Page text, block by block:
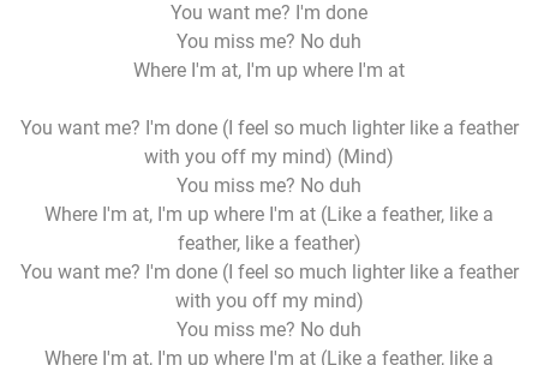
You want me? I'm done
You miss me? No duh
Where I'm at, I'm up where I'm at
You want me? I'm done (I feel so much lighter like a feather
with you off my mind) (Mind)
You miss me? No duh
Where I'm at, I'm up where I'm at (Like a feather, like a
feather, like a feather)
You want me? I'm done (I feel so much lighter like a feather
with you off my mind)
You miss me? No duh
Where I'm at, I'm up where I'm at (Like a feather, like a